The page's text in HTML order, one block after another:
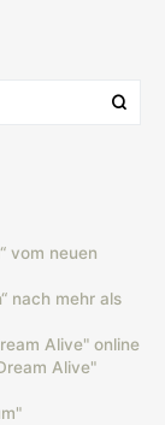
vom neuen
nach mehr als
Alive" online
Alive"